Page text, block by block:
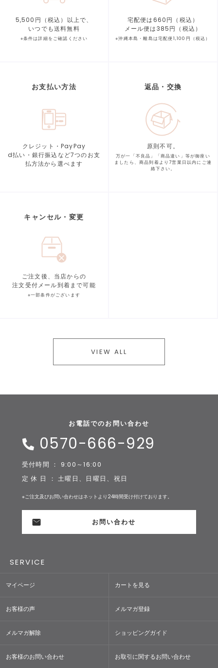
5,500円（税込）以上で、
いつでも送料無料
※条件は詳細をご確認ください
宅配便は660円（税込）
メール便は385円（税込）
※沖縄本島・離島は宅配便1,100円（税込）
お支払い方法
クレジット・PayPay
d払い・銀行振込など7つのお支
払方法から選べます
返品・交換
原則不可。
万が一「不良品」「商品違い」等が御座い
ましたら、商品到着より7営業日以内にご連
絡下さい。
キャンセル・変更
ご注文後、当店からの
注文受付メール到着まで可能
※一部条件がございます
VIEW ALL
お電話でのお問い合わせ
0570-666-929
受付時間 ： 9:00～16:00
定 休 日 ： 土曜日、日曜日、祝日
※ご注文及びお問い合わせはネットより24時間受け付けております。
お問い合わせ
SERVICE
マイページ カートを見る
お客様の声 メルマガ登録
メルマガ解除 ショッピングガイド
お客様のお問い合わせ お取引に関するお問い合わせ